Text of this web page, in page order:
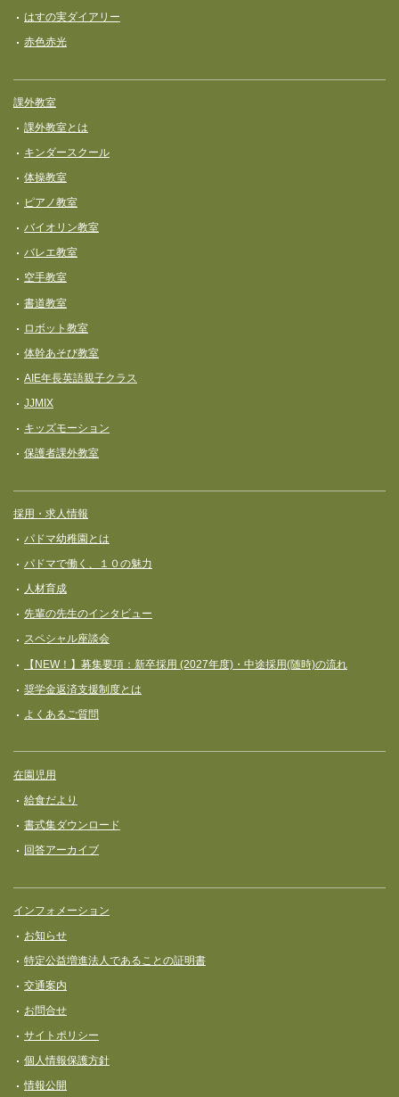
はすの実ダイアリー
赤色赤光
課外教室
課外教室とは
キンダースクール
体操教室
ピアノ教室
バイオリン教室
バレエ教室
空手教室
書道教室
ロボット教室
体幹あそび教室
AIE年長英語親子クラス
JJMIX
キッズモーション
保護者課外教室
採用・求人情報
パドマ幼稚園とは
パドマで働く、１０の魅力
人材育成
先輩の先生のインタビュー
スペシャル座談会
【NEW！】募集要項：新卒採用 (2027年度)・中途採用(随時)の流れ
奨学⾦返済⽀援制度とは
よくあるご質問
在園児用
給食だより
書式集ダウンロード
回答アーカイブ
インフォメーション
お知らせ
特定公益増進法人であることの証明書
交通案内
お問合せ
サイトポリシー
個人情報保護方針
情報公開